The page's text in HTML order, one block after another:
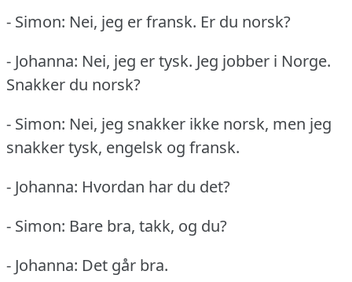
- Simon: Nei, jeg er fransk. Er du norsk?
- Johanna: Nei, jeg er tysk. Jeg jobber i Norge.
Snakker du norsk?
- Simon: Nei, jeg snakker ikke norsk, men jeg
snakker tysk, engelsk og fransk.
- Johanna: Hvordan har du det?
- Simon: Bare bra, takk, og du?
- Johanna: Det går bra.